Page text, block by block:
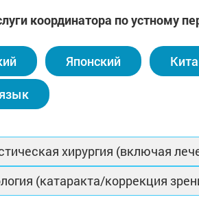
внимание привлечению
Мюдиошен планирует
и туристическую индустрию
координатора по устному
Японский
хирургия (включая
(катаракта/коррекция